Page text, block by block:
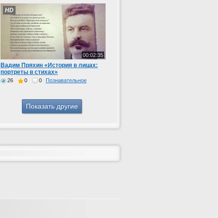
00:02:35
HD
Вадим Пряхин «История в лицах:
портреты в стихах»
26 0 0 Познавательное